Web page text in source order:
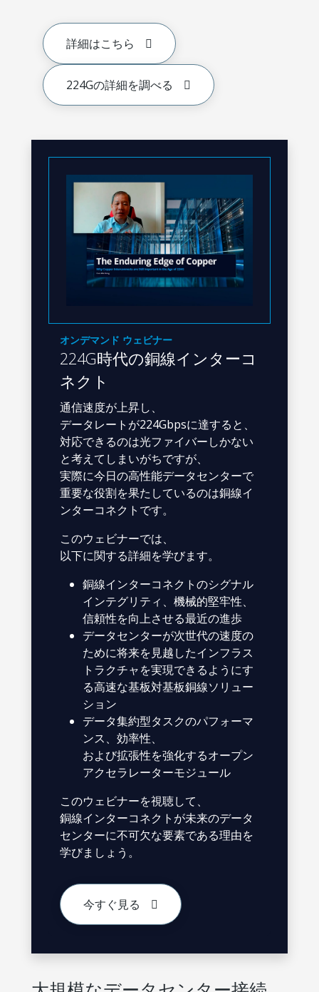
詳細はこちら
224Gの詳細を調べる
オンデマンド ウェビナー
224G時代の銅線インターコ
ネクト
通信速度が上昇し、
データレートが224Gbpsに達すると、
対応できるのは光ファイバーしかない
と考えてしまいがちですが、
実際に今日の高性能データセンターで
重要な役割を果たしているのは銅線イ
ンターコネクトです。
このウェビナーでは、
以下に関する詳細を学びます。
銅線インターコネクトのシグナル
インテグリティ、機械的堅牢性、
信頼性を向上させる最近の進歩
データセンターが次世代の速度の
ために将来を見越したインフラス
トラクチャを実現できるようにす
る高速な基板対基板銅線ソリュー
ション
データ集約型タスクのパフォーマ
ンス、効率性、
および拡張性を強化するオープン
アクセラレーターモジュール
このウェビナーを視聴して、
銅線インターコネクトが未来のデータ
センターに不可欠な要素である理由を
学びましょう。
今すぐ見る